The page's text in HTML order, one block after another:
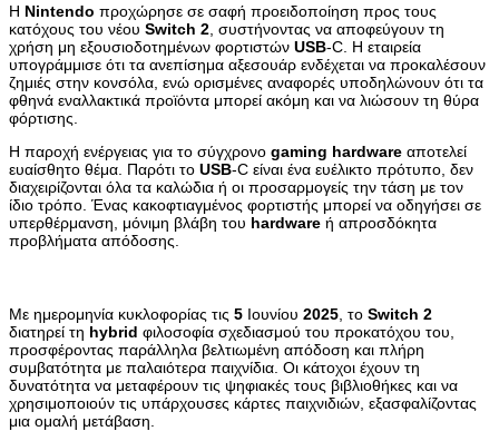
Η Nintendo προχώρησε σε σαφή προειδοποίηση προς τους
κατόχους του νέου Switch 2 , συστήνοντας να αποφεύγουν τη
χρήση μη εξουσιοδοτημένων φορτιστών USB-C. Η εταιρεία
υπογράμμισε ότι τα ανεπίσημα αξεσουάρ ενδέχεται να προκαλέσουν
ζημιές στην κονσόλα, ενώ ορισμένες αναφορές υποδηλώνουν ότι τα
φθηνά εναλλακτικά προϊόντα μπορεί ακόμη και να λιώσουν τη θύρα
φόρτισης.
Η παροχή ενέργειας για το σύγχρονο gaming hardware αποτελεί
ευαίσθητο θέμα. Παρότι το USB-C είναι ένα ευέλικτο πρότυπο, δεν
διαχειρίζονται όλα τα καλώδια ή οι προσαρμογείς την τάση με τον
ίδιο τρόπο. Ένας κακοφτιαγμένος φορτιστής μπορεί να οδηγήσει σε
υπερθέρμανση, μόνιμη βλάβη του hardware ή απροσδόκητα
προβλήματα απόδοσης.
Με ημερομηνία κυκλοφορίας τις 5 Ιουνίου 2025 , το Switch 2
διατηρεί τη hybrid φιλοσοφία σχεδιασμού του προκατόχου του,
προσφέροντας παράλληλα βελτιωμένη απόδοση και πλήρη
συμβατότητα με παλαιότερα παιχνίδια. Οι κάτοχοι έχουν τη
δυνατότητα να μεταφέρουν τις ψηφιακές τους βιβλιοθήκες και να
χρησιμοποιούν τις υπάρχουσες κάρτες παιχνιδιών, εξασφαλίζοντας
μια ομαλή μετάβαση.